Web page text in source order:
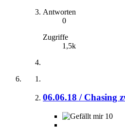
Antworten
0
Zugriffe
1,5k
06.06.18 / Chasing
10